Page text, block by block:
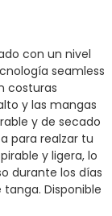
con un nivel
seamless
costuras
y las mangas
y de secado
para realzar tu
y ligera, lo
durante los días
Disponible